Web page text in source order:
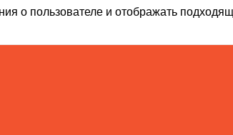
о пользователе и отображать